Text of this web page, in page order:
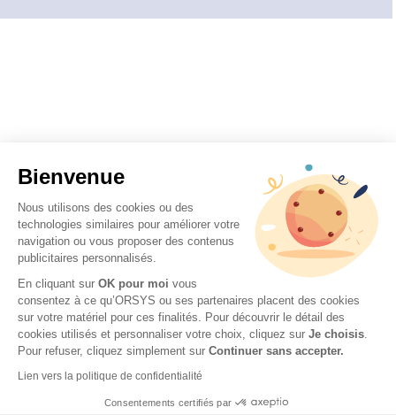
Bienvenue
Nous utilisons des cookies ou des
technologies similaires pour améliorer votre
navigation ou vous proposer des contenus
publicitaires personnalisés.
En cliquant sur OK pour moi vous
consentez à ce qu’ORSYS ou ses partenaires placent des cookies
sur votre matériel pour ces finalités. Pour découvrir le détail des
cookies utilisés et personnaliser votre choix, cliquez sur Je choisis.
Pour refuser, cliquez simplement sur Continuer sans accepter.
Lien vers la politique de confidentialité
Consentements certifiés par